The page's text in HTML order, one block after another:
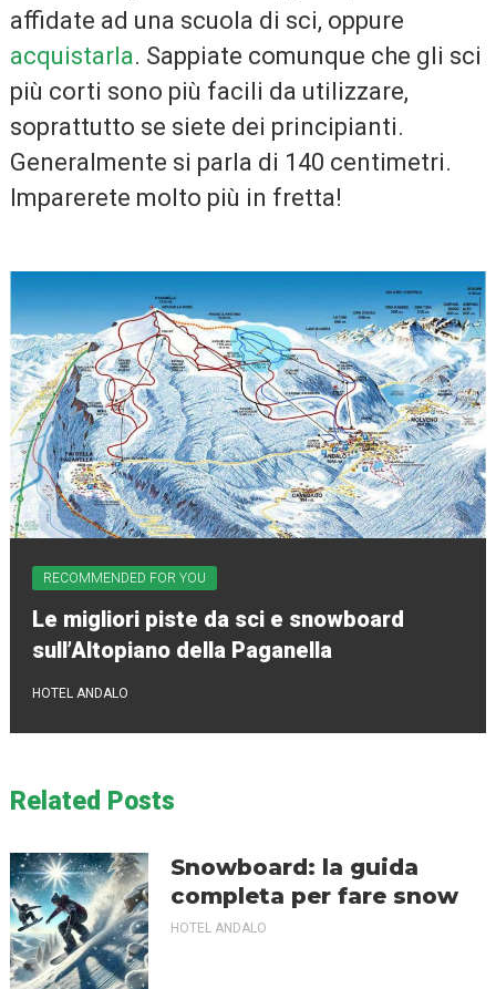
affidate ad una scuola di sci, oppure
acquistarla. Sappiate comunque che gli sci
più corti sono più facili da utilizzare,
soprattutto se siete dei principianti.
Generalmente si parla di 140 centimetri.
Imparerete molto più in fretta!
RECOMMENDED FOR YOU
Le migliori piste da sci e snowboard
sull’Altopiano della Paganella
HOTEL ANDALO
Related Posts
Snowboard: la guida
completa per fare snow
HOTEL ANDALO